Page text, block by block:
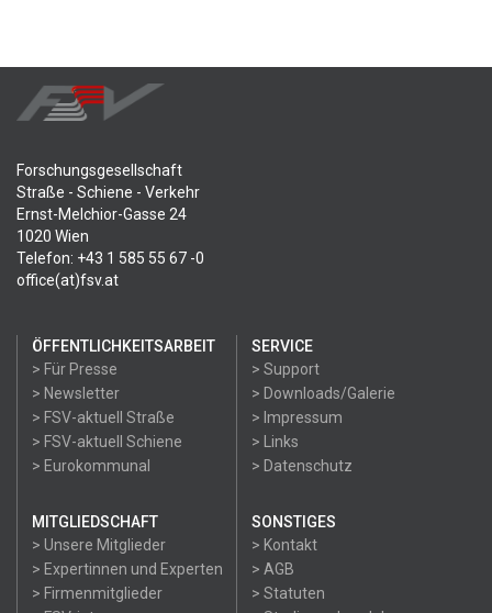
Forschungsgesellschaft
Straße - Schiene - Verkehr
Ernst-Melchior-Gasse 24
1020 Wien
Telefon: +43 1 585 55 67 -0
office(at)fsv.at
ÖFFENTLICHKEITSARBEIT
> Für Presse
> Newsletter
> FSV-aktuell Straße
> FSV-aktuell Schiene
> Eurokommunal
SERVICE
> Support
> Downloads/Galerie
> Impressum
> Links
> Datenschutz
MITGLIEDSCHAFT
> Unsere Mitglieder
> Expertinnen und Experten
> Firmenmitglieder
SONSTIGES
> Kontakt
> AGB
> Statuten